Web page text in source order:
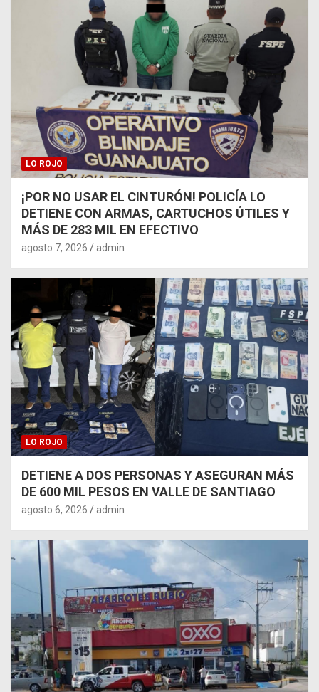
LO ROJO
¡POR NO USAR EL CINTURÓN! POLICÍA LO
DETIENE CON ARMAS, CARTUCHOS ÚTILES Y
MÁS DE 283 MIL EN EFECTIVO
agosto 7, 2026 admin
LO ROJO
DETIENE A DOS PERSONAS Y ASEGURAN MÁS
DE 600 MIL PESOS EN VALLE DE SANTIAGO
agosto 6, 2026 admin